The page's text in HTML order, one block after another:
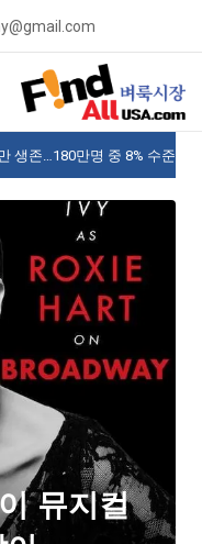
국어대 미주글로벌센터 뉴욕
뮤지컬